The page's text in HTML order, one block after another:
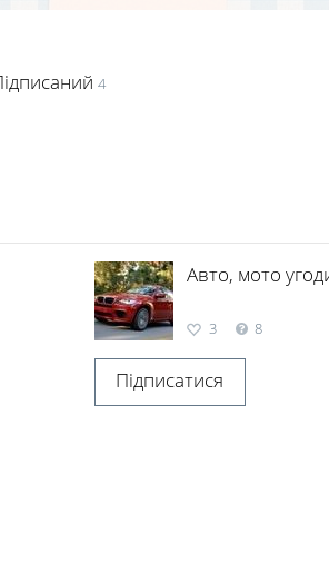
4
Авто, мото
3 8
Підписатися